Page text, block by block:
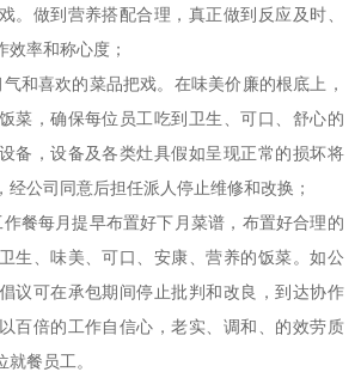
。做到营养搭配合理，真正做到反应及时、
效率和称心度；
和喜欢的菜品把戏。在味美价廉的根底上，
菜，确保每位员工吃到卫生、可口、舒心的
备，设备及各类灶具假如呈现正常的损坏将
经公司同意后担任派人停止维修和改换；
餐每月提早布置好下月菜谱，布置好合理的
生、味美、可口、安康、营养的饭菜。如公
议可在承包期间停止批判和改良，到达协作
百倍的工作自信心，老实、调和、的效劳质
餐员工。